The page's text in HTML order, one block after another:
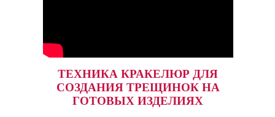
ТЕХНИКА КРАКЕЛЮР ДЛЯ
СОЗДАНИЯ ТРЕЩИНОК НА
ГОТОВЫХ ИЗДЕЛИЯХ